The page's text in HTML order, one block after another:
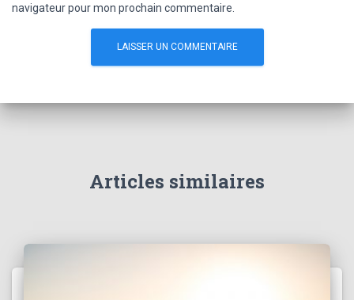
navigateur pour mon prochain commentaire.
Articles similaires